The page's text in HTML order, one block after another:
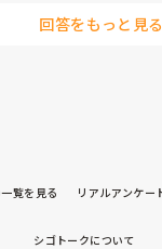
回答をもっと見る
覧を見る リアルアンケー
シゴトークについて